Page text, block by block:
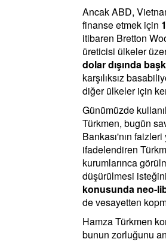
Ancak ABD,
finanse etmek için
itibaren Bretton
üreticisi ülkeler
dolar dışında
karşılıksız
diğer ülkeler için
Günümüzde
Türkmen, bugün
Bankası'nın
ifadelendiren
kurumlarınca
düşürülmesi
konusunda neo-
de vesayetten
Hamza Türkmen
bunun zorluğunu